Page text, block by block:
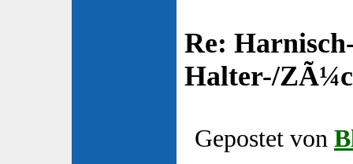
Re:
Halter-/
Gepostet von